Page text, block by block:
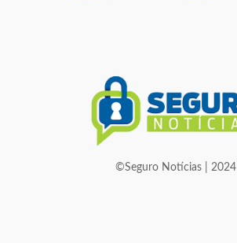
©Seguro Notícias | 2024